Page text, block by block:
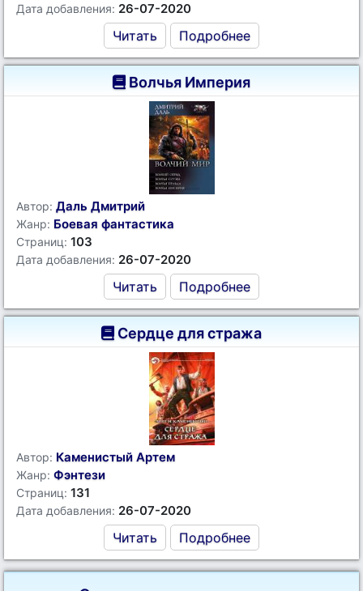
Дата добавления: 26-07-2020
Читать Подробнее
Волчья Империя
Автор: Даль Дмитрий
Жанр: Боевая фантастика
Страниц: 103
Дата добавления: 26-07-2020
Читать Подробнее
Сердце для стража
Автор: Каменистый Артем
Жанр: Фэнтези
Страниц: 131
Дата добавления: 26-07-2020
Читать Подробнее